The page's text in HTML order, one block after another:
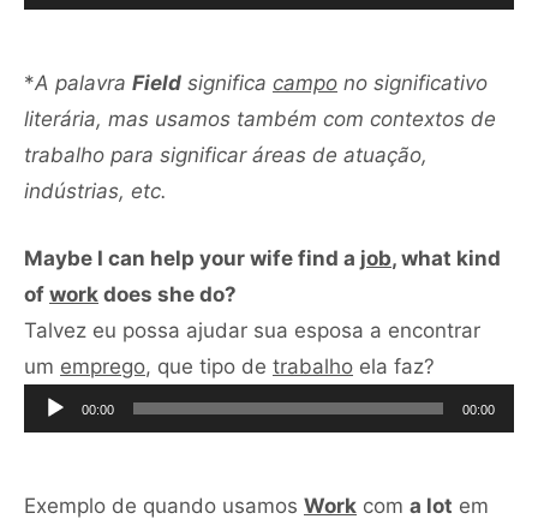
áudio
*A palavra Field significa campo no significativo
literária, mas usamos também com contextos de
trabalho para significar áreas de atuação,
indústrias, etc.
Maybe I can help your wife find a job, what kind
of work does she do?
Talvez eu possa ajudar sua esposa a encontrar
um emprego, que tipo de trabalho ela faz?
de
áudio
00:00 00:00
Exemplo de quando usamos Work com a lot em